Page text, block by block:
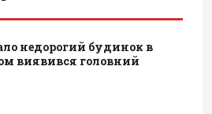
недорогий будинок в
виявився головний